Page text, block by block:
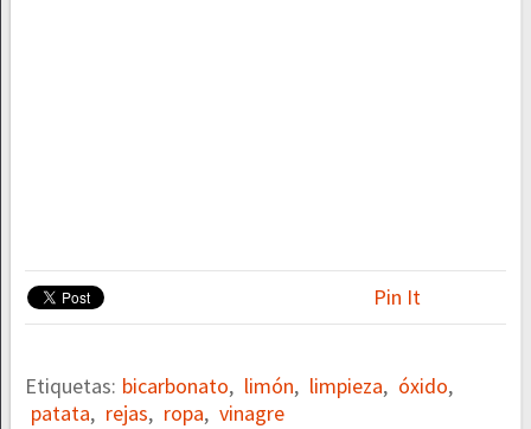
Pin It
Etiquetas: bicarbonato, limón, limpieza, óxido,
patata, rejas, ropa, vinagre